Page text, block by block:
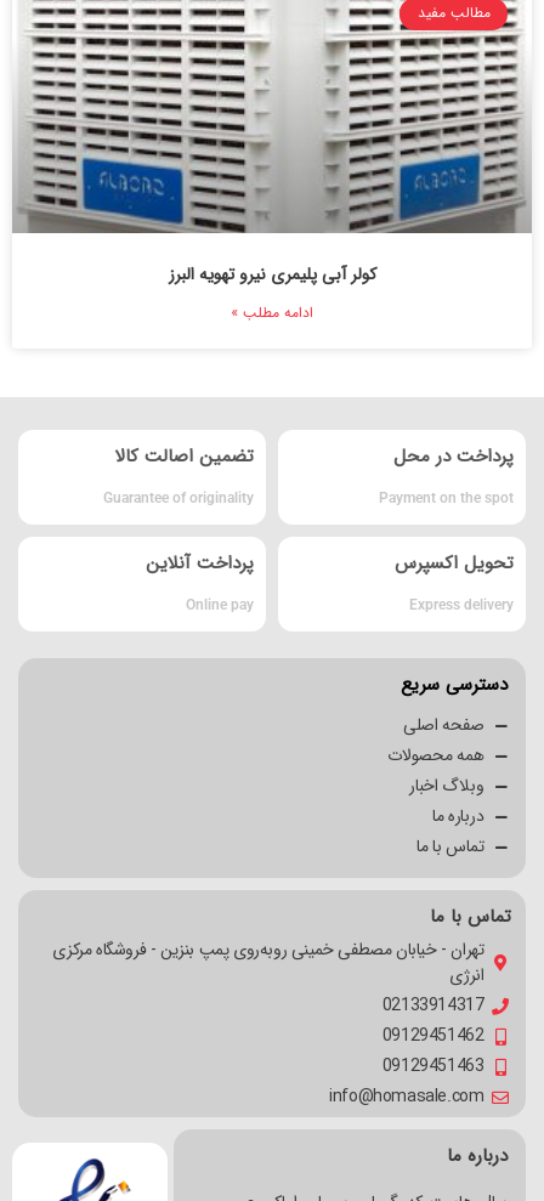
مطالب مفید
کولر آبی پلیمری نیرو تهویه البرز
ادامه مطلب »
پرداخت در محل
Payment on the spot
تضمین اصالت کالا
Guarantee of originality
تحویل اکسپرس
Express delivery
پرداخت آنلاین
Online pay
دسترسی سریع
صفحه اصلی
همه محصولات
وبلاگ اخبار
درباره ما
تماس با ما
تماس با ما
تهران - خیابان مصطفی خمینی روبه‌روی پمپ بنزین - فروشگاه مرکزی
انرژی
02133914317
09129451462
09129451463
info@homasale.com
درباره ما